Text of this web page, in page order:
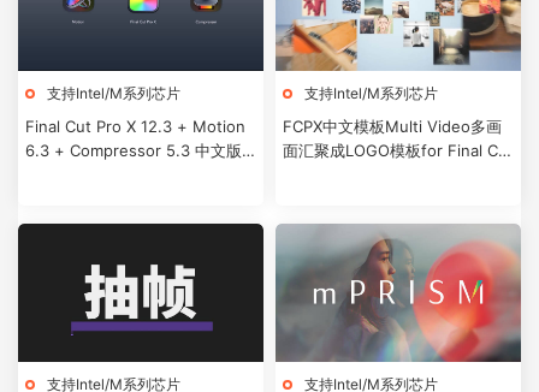
支持Intel/M系列芯片
Final Cut Pro X 12.3 + Motion
6.3 + Compressor 5.3 中文版/
支持Intel/M系列芯片
FCPX中文模板Multi Video多画
面汇聚成LOGO模板for Final Cut
支持Intel/M系列芯片 支持Intel/M系列芯片